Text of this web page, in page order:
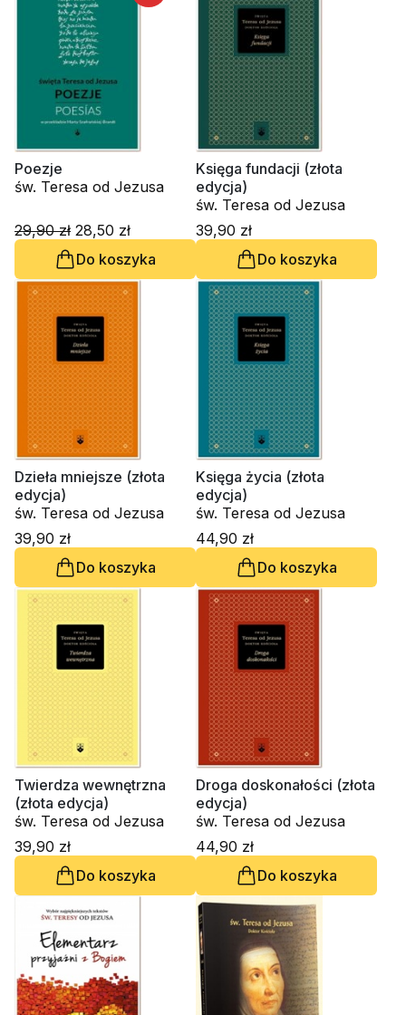
Poezje
św. Teresa od Jezusa
29,90 zł 28,50 zł
Do koszyka
Księga fundacji (złota
edycja)
św. Teresa od Jezusa
39,90 zł
Do koszyka
Dzieła mniejsze (złota
edycja)
św. Teresa od Jezusa
39,90 zł
Do koszyka
Księga życia (złota
edycja)
św. Teresa od Jezusa
44,90 zł
Do koszyka
Twierdza wewnętrzna
(złota edycja)
św. Teresa od Jezusa
39,90 zł
Do koszyka
Droga doskonałości (złota
edycja)
św. Teresa od Jezusa
44,90 zł
Do koszyka